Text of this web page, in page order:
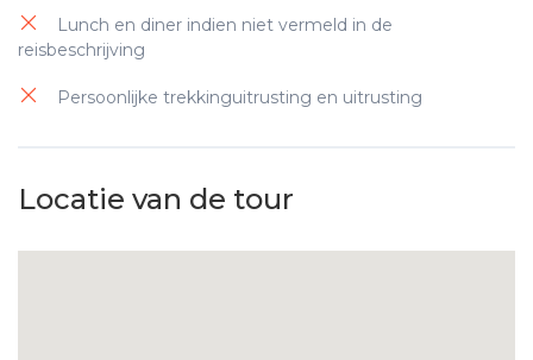
Eco-badproducten
Hernieuwbare energie
Lunch en diner indien niet vermeld in de
reisbeschrijving
Persoonlijke trekkinguitrusting en uitrusting
Locatie van de tour